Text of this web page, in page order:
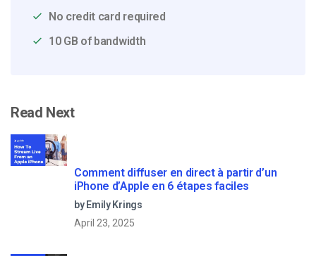
No credit card required
10 GB of bandwidth
Read Next
Comment diffuser en direct à partir d’un
iPhone d’Apple en 6 étapes faciles
by Emily Krings
April 23, 2025